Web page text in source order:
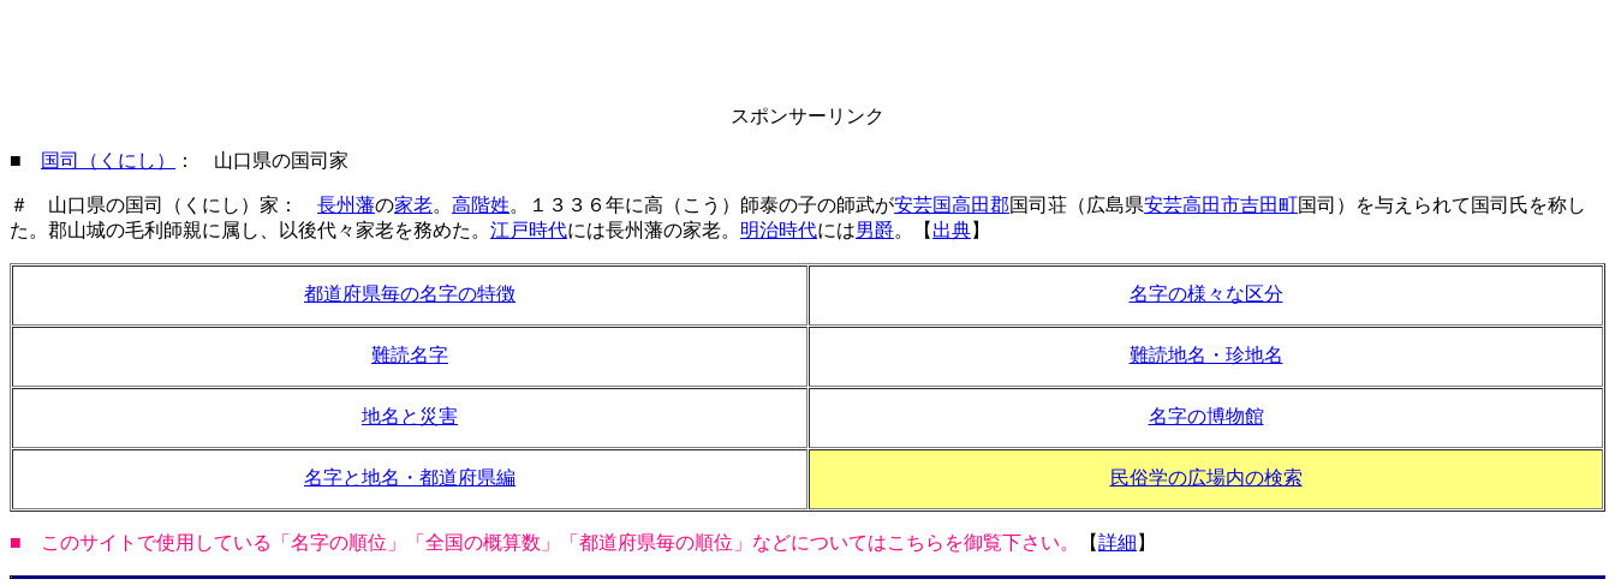
スポンサーリンク
■ 国司（くにし） ： 山口県の国司家
＃ 山口県の国司（くにし）家： 長州藩の家老。 高階姓。１３３６年に高（こう）師泰の子の師武が安芸国高田郡国司荘（広島県安芸高田市吉田町国司）を与えられて国司氏を称し
た。郡山城の毛利師親に属し、以後代々家老を務めた。 江戸時代には長州藩の家老。 明治時代には男爵。【 出典】
都道府県毎の名字の特徴 名字の様々な区分
難読名字 難読地名・珍地名
地名と災害 名字の博物館
名字と地名・都道府県編 民俗学の広場内の検索
■ このサイトで使用している「名字の順位」「全国の概算数」「都道府県毎の順位」などについてはこちらを御覧下さい。 【詳細 】